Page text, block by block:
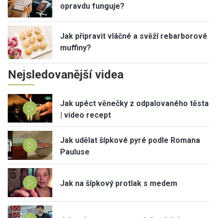
opravdu funguje?
Jak připravit vláčné a svěží rebarborové
muffiny?
Nejsledovanější videa
Jak upéct věnečky z odpalovaného těsta
| video recept
Jak udělat šípkové pyré podle Romana
Pauluse
Jak na šípkový protlak s medem